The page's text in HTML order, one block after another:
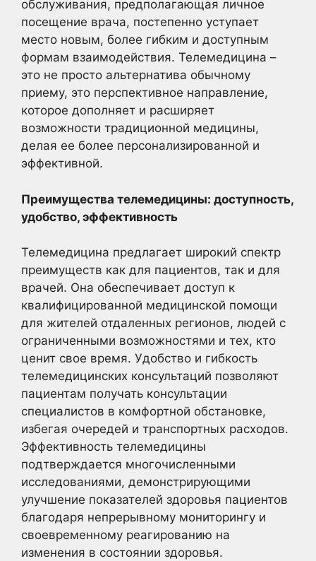
обслуживания, предполагающая личное
посещение врача, постепенно уступает
место новым, более гибким и доступным
формам взаимодействия. Телемедицина –
это не просто альтернатива обычному
приему, это перспективное направление,
которое дополняет и расширяет
возможности традиционной медицины,
делая ее более персонализированной и
эффективной.
Преимущества телемедицины: доступность,
удобство, эффективность
Телемедицина предлагает широкий спектр
преимуществ как для пациентов, так и для
врачей. Она обеспечивает доступ к
квалифицированной медицинской помощи
для жителей отдаленных регионов, людей с
ограниченными возможностями и тех, кто
ценит свое время. Удобство и гибкость
телемедицинских консультаций позволяют
пациентам получать консультации
специалистов в комфортной обстановке,
избегая очередей и транспортных расходов.
Эффективность телемедицины
подтверждается многочисленными
исследованиями, демонстрирующими
улучшение показателей здоровья пациентов
благодаря непрерывному мониторингу и
своевременному реагированию на
изменения в состоянии здоровья.